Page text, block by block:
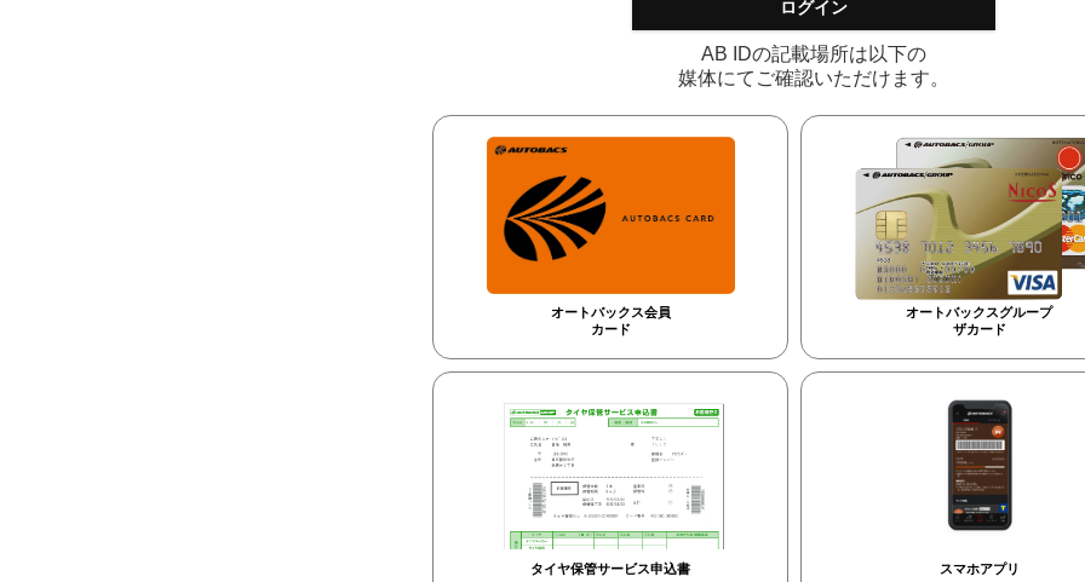
ログイン
AB IDの記載場所は以下の
媒体にてご確認いただけます。
オートバックス会員
カード
オートバックスグループ
ザカード
タイヤ保管サービス申込書 スマホアプリ